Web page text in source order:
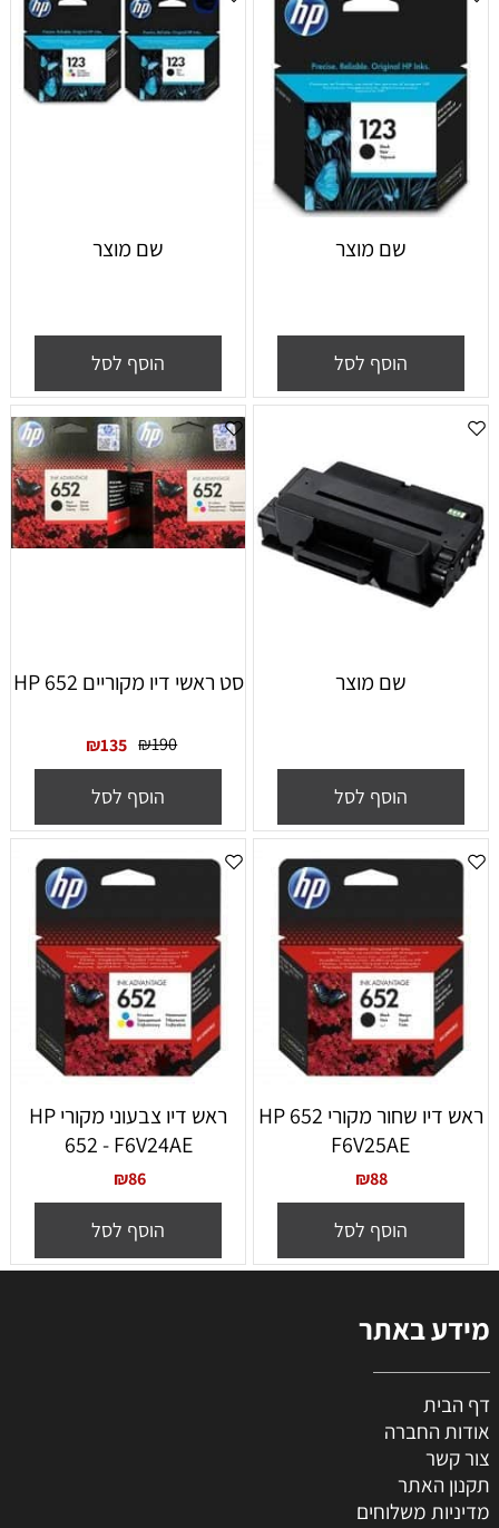
שם מוצר
הוסף לסל
שם מוצר
הוסף לסל
שם מוצר
הוסף לסל
סט ראשי דיו מקוריים HP 652
₪190
₪135
הוסף לסל
ראש דיו שחור מקורי 652 HP
F6V25AE
₪88
הוסף לסל
ראש דיו צבעוני מקורי HP
652 - F6V24AE
₪86
הוסף לסל
מידע באתר
דף הבית
אודות החברה
צור קשר
תקנון האתר
מדיניות משלוחים